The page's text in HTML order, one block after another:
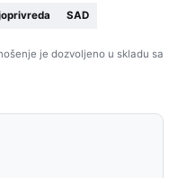
SAD
je dozvoljeno u skladu sa